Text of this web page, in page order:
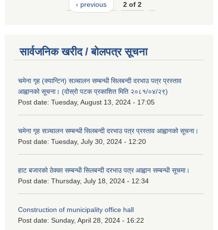
‹ previous 2 of 2
सार्वजनिक खरीद / बोलपत्र सूचना
चमेना गृह (क्यान्टिन) सञ्चालन सम्बन्धी सिलबन्दी दरभाउ पत्र प्रस्ताव
आह्वानको सूचना। (दोस्रो पटक प्रकाशित मिति २०८१/०४/२९)
Post date: Tuesday, August 13, 2024 - 17:05
चमेना गृह सञ्चालन सम्बन्धी सिलबन्दी दरभाउ पत्र प्रस्ताव आह्वानको सूचना।
Post date: Tuesday, July 30, 2024 - 12:20
हाट बजारको ठेक्का सम्बन्धी सिलबन्दी दरभाउ पत्र आह्वान सम्बन्धी सूचमा।
Post date: Thursday, July 18, 2024 - 12:34
Construction of municipality office hall
Post date: Sunday, April 28, 2024 - 16:22